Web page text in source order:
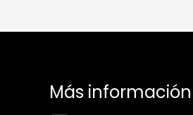
Más información